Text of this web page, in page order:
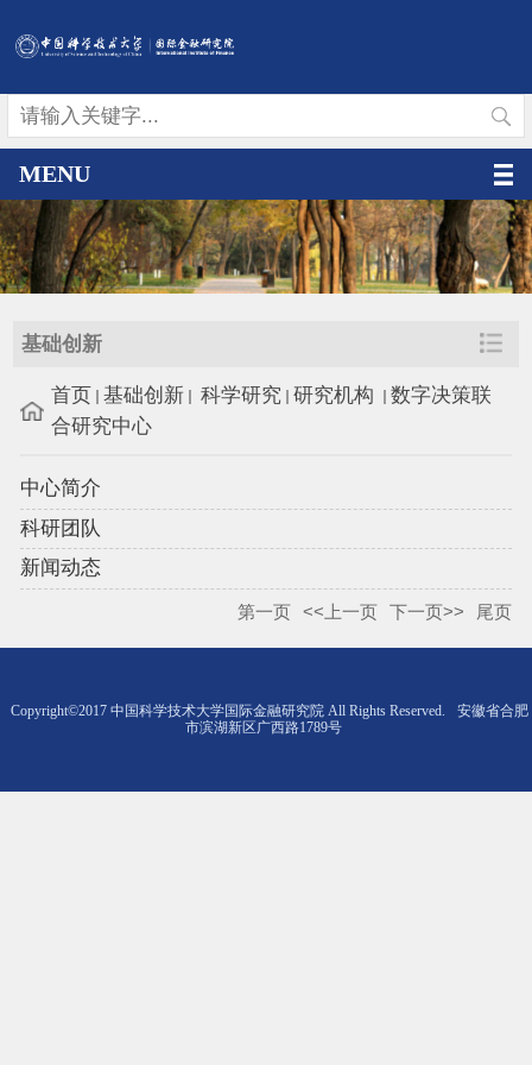
MENU
基础创新
首页 基础创新 科学研究 研究机构
数字决策联
合研究中心
中心简介
科研团队
新闻动态
第一页 <<上一页 下一页>> 尾页
Copyright©2017 中国科学技术大学国际金融研究院 All Rights Reserved.
安徽省合肥
市滨湖新区广西路1789号